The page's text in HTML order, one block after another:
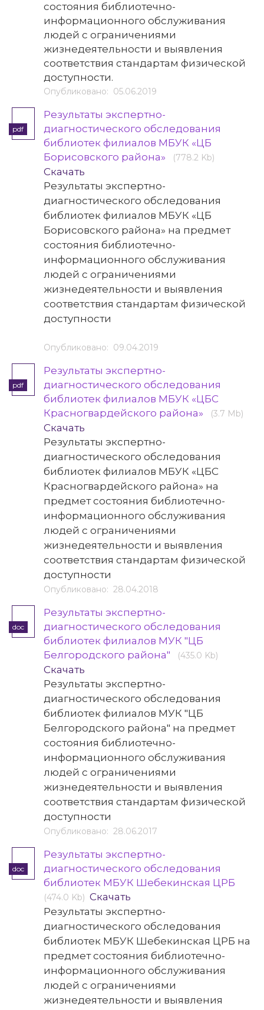
состояния библиотечно-
информационного обслуживания
людей с ограничениями
жизнедеятельности и выявления
соответствия стандартам физической
доступности.
Опубликовано: 05.06.2019
pdf
Результаты экспертно-
диагностического обследования
библиотек филиалов МБУК «ЦБ
Борисовского района»
(778.2 Kb)
Скачать
Результаты экспертно-
диагностического обследования
библиотек филиалов МБУК «ЦБ
Борисовского района» на предмет
состояния библиотечно-
информационного обслуживания
людей с ограничениями
жизнедеятельности и выявления
соответствия стандартам физической
доступности
Опубликовано: 09.04.2019
pdf
Результаты экспертно-
диагностического обследования
библиотек филиалов МБУК «ЦБС
Красногвардейского района»
(3.7 Mb)
Скачать
Результаты экспертно-
диагностического обследования
библиотек филиалов МБУК «ЦБС
Красногвардейского района» на
предмет состояния библиотечно-
информационного обслуживания
людей с ограничениями
жизнедеятельности и выявления
соответствия стандартам физической
доступности
Опубликовано: 28.04.2018
doc
Результаты экспертно-
диагностического обследования
библиотек филиалов МУК "ЦБ
Белгородского района"
(435.0 Kb)
Скачать
Результаты экспертно-
диагностического обследования
библиотек филиалов МУК "ЦБ
Белгородского района" на предмет
состояния библиотечно-
информационного обслуживания
людей с ограничениями
жизнедеятельности и выявления
соответствия стандартам физической
доступности
Опубликовано: 28.06.2017
doc
Результаты экспертно-
диагностического обследования
библиотек МБУК Шебекинская ЦРБ
(474.0 Kb) Скачать
Результаты экспертно-
диагностического обследования
библиотек МБУК Шебекинская ЦРБ на
предмет состояния библиотечно-
информационного обслуживания
людей с ограничениями
жизнедеятельности и выявления